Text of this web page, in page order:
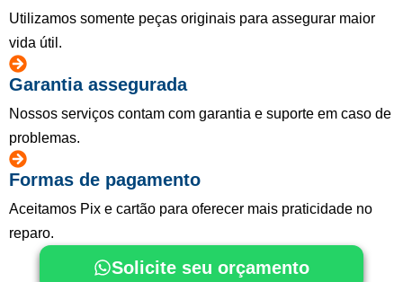
Utilizamos somente peças originais para assegurar maior
vida útil.
Garantia assegurada
Nossos serviços contam com garantia e suporte em caso de
problemas.
Formas de pagamento
Aceitamos Pix e cartão para oferecer mais praticidade no
reparo.
Solicite seu orçamento